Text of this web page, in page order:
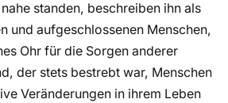
standen, beschreiben ihn als
und aufgeschlossenen Menschen,
Ohr für die Sorgen anderer
der stets bestrebt war, Menschen
Veränderungen in ihrem Leben